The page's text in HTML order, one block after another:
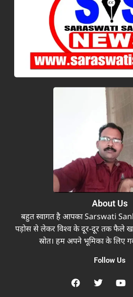
About Us
बहुत स्वागत है आपका Sarswati
पड़ोस से लेकर विश्व के दूर-दूर तक फैले
स्रोत। हम अपने भूमिका के लिए
Follow Us